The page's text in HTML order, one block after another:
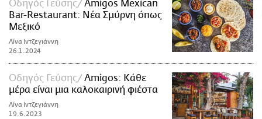
Οδηγός Γεύσης
Amigos Mexican
Bar-Restaurant: Νέα Σμύρνη όπως
Μεξικό
Λίνα Ιντζεγιάννη
26.1.2024
Οδηγός Γεύσης
Amigos: Κάθε
μέρα είναι μια καλοκαιρινή φιέστα
Λίνα Ιντζεγιάννη
19.6.2023